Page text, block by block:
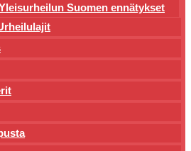
Suomen ennätykset